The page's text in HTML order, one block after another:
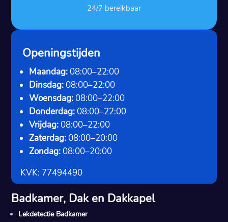
24/7 bereikbaar
Openingstijden
Maandag: 08:00–22:00
Dinsdag: 08:00–22:00
Woensdag: 08:00–22:00
Donderdag: 08:00–22:00
Vrijdag: 08:00–22:00
Zaterdag: 08:00–20:00
Zondag: 08:00–20:00
KVK: 77494490
Badkamer, Dak en Dakkapel
Lekdetectie Badkamer